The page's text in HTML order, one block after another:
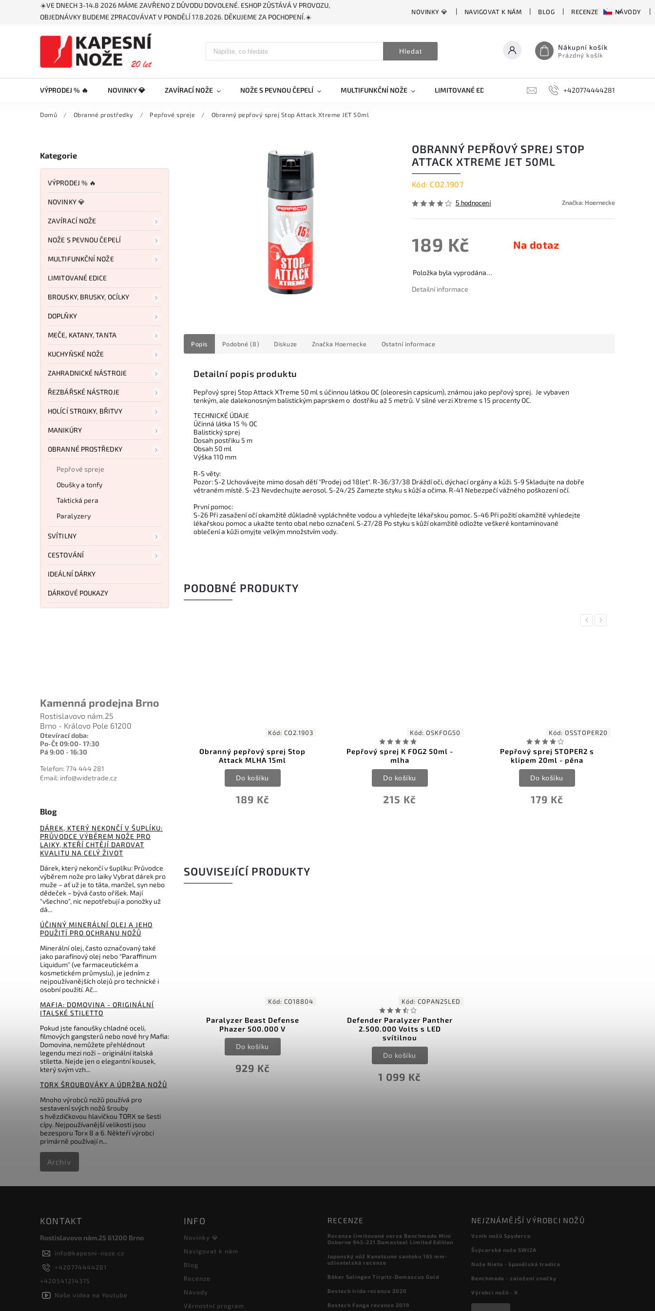
☀️VE DNECH 3-14.8 2026 MÁME ZAVŘENO Z DŮVODU DOVOLENÉ. ESHOP ZŮSTÁVÁ V PROVOZU,
OBJEDNÁVKY BUDEME ZPRACOVÁVAT V PONDĚLÍ 17.8.2026. DĚKUJEME ZA POCHOPENÍ.☀️
NOVINKY 💎 NAVIGOVAT K NÁM BLOG RECENZE NÁVODY
Hledat Nákupní košík
Prázdný košík
VÝPRODEJ % 🔥 NOVINKY 💎 ZAVÍRACÍ NOŽE NOŽE S PEVNOU ČEPELÍ MULTIFUNKČNÍ NOŽE LIMITOVANÉ EDICE BROUSKY, BRUSKY, OCÍLKY
+420774444281
Domů / Obranné prostředky / Pepřové spreje / Obranný pepřový sprej Stop Attack Xtreme JET 50ml
Kategorie
VÝPRODEJ % 🔥
NOVINKY 💎
ZAVÍRACÍ NOŽE
NOŽE S PEVNOU ČEPELÍ
MULTIFUNKČNÍ NOŽE
LIMITOVANÉ EDICE
BROUSKY, BRUSKY, OCÍLKY
DOPLŇKY
MEČE, KATANY, TANTA
KUCHYŇSKÉ NOŽE
ZAHRADNICKÉ NÁSTROJE
ŘEZBÁŘSKÉ NÁSTROJE
HOLÍCÍ STROJKY, BŘITVY
MANIKÚRY
OBRANNÉ PROSTŘEDKY
Pepřové spreje
Obušky a tonfy
Taktická pera
Paralyzery
SVÍTILNY
CESTOVÁNÍ
IDEÁLNÍ DÁRKY
DÁRKOVÉ POUKAZY
Kamenná prodejna Brno
Rostislavovo nám.25
Brno - Královo Pole 61200
Otevírací doba:
Po-Čt 09:00- 17:30
Pá 9:00 - 16:30
Telefon: 774 444 281
Email: info@widetrade.cz
Blog
DÁREK, KTERÝ NEKONČÍ V ŠUPLÍKU:
PRŮVODCE VÝBĚREM NOŽE PRO
LAIKY, KTEŘÍ CHTĚJÍ DAROVAT
KVALITU NA CELÝ ŽIVOT
Dárek, který nekončí v šuplíku: Průvodce
výběrem nože pro laiky Vybrat dárek pro
muže – ať už je to táta, manžel, syn nebo
dědeček – bývá často oříšek. Mají
"všechno", nic nepotřebují a ponožky už
dá...
ÚČINNÝ MINERÁLNÍ OLEJ A JEHO
POUŽITÍ PRO OCHRANU NOŽŮ
Minerální olej, často označovaný také
jako parafínový olej nebo "Paraffinum
Liquidum" (ve farmaceutickém a
kosmetickém průmyslu), je jedním z
nejpoužívanějších olejů pro technické i
osobní použití. Ač...
MAFIA: DOMOVINA - ORIGINÁLNÍ
ITALSKÉ STILETTO
Pokud jste fanoušky chladné oceli,
filmových gangsterů nebo nové hry Mafia:
Domovina, nemůžete přehlédnout
legendu mezi noži – originální italská
stiletta. Nejde jen o elegantní kousek,
který svým vzh...
TORX ŠROUBOVÁKY A ÚDRŽBA NOŽŮ
Mnoho výrobců nožů používá pro
sestavení svých nožů šrouby
s hvězdičkovou hlavičkou TORX se šesti
cípy. Nejpoužívanější velikosti jsou
bezesporu Torx 8 a 6. Někteří výrobci
primárně používají n...
Archiv
OBRANNÝ PEPŘOVÝ SPREJ STOP
ATTACK XTREME JET 50ML
Kód: CO2.1907
5 hodnocení Značka: Hoernecke
189 Kč Na dotaz
Položka byla vyprodána…
Detailní informace
Popis Podobné (8) Diskuze Značka Hoernecke Ostatní informace
Detailní popis produktu
Pepřový sprej Stop Attack XTreme 50 ml s účinnou látkou OC (oleoresin capsicum), známou jako pepřový sprej. Je vybaven
tenkým, ale dalekonosným balistickým paprskem o dostřiku až 5 metrů. V silné verzi Xtreme s 15 procenty OC.
TECHNICKÉ ÚDAJE
Účinná látka 15 % OC
Balistický sprej
Dosah postřiku 5 m
Obsah 50 ml
Výška 110 mm
R-S věty:
Pozor: S-2 Uchovávejte mimo dosah dětí "Prodej od 18let". R-36/37/38 Dráždí oči, dýchací orgány a kůži. S-9 Skladujte na dobře
větraném místě. S-23 Nevdechujte aerosol. S-24/25 Zamezte styku s kůží a očima. R-41 Nebezpečí vážného poškození očí.
První pomoc:
S-26 Při zasažení očí okamžitě důkladně vypláchněte vodou a vyhledejte lékařskou pomoc. S-46 Při požití okamžitě vyhledejte
lékařskou pomoc a ukažte tento obal nebo označení. S-27/28 Po styku s kůží okamžitě odložte veškeré kontaminované
oblečení a kůži omyjte velkým množstvím vody.
PODOBNÉ PRODUKTY
Previous
Pepřový sprej EQUALIZER2
Do košíku
Kód: CO2.1903
Obranný pepřový sprej Stop
Attack MLHA 15ml
189 Kč
Do košíku
Kód: OSKFOG50
Pepřový sprej K FOG2 50ml -
mlha
215 Kč
Do košíku
Kód: OSSTOPER20
Pepřový sprej STOPER2 s
klipem 20ml - pěna
179 Kč
Do košíku
Next
SOUVISEJÍCÍ PRODUKTY
Kód: CO18804
Paralyzer Beast Defense
Phazer 500.000 V
929 Kč
Do košíku
Kód: COPAN25LED
Defender Paralyzer Panther
2.500.000 Volts s LED
svítilnou
1 099 Kč
Do košíku
KONTAKT
Rostislavovo nám.25 61200 Brno
info@kapesni-noze.cz
+420774444281
+420541214375
Naše videa na Youtube
INFO
Novinky 💎
Navigovat k nám
Blog
Recenze
Návody
Věrnostní program
RECENZE
Recenze limitované verze Benchmade Mini
Osborne 945-221 Damasteel Limited Edition
Japonský nůž Kanetsune santoku 165 mm-
uživatelská recenze
Böker Solingen Tirpitz-Damascus Gold
Bestech Irida recenze 2020
Bestech Fanga recenze 2019
NEJZNÁMĚJŠÍ VÝROBCI NOŽŮ
Vznik nožů Spyderco
Švýcarské nože SWIZA
Nože Nieto - španělská tradice
Benchmade - založení značky
Výrobci nožů - X